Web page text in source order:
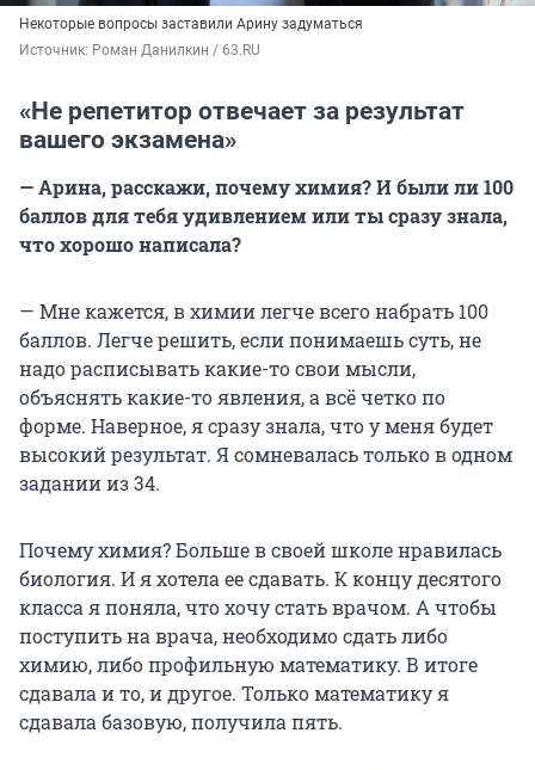
Некоторые вопросы заставили Арину задуматься
Источник: Роман Данилкин / 63.RU
«Не репетитор отвечает за результат
вашего экзамена»
— Арина, расскажи, почему химия? И были ли 100
баллов для тебя удивлением или ты сразу знала,
что хорошо написала?
— Мне кажется, в химии легче всего набрать 100
баллов. Легче решить, если понимаешь суть, не
надо расписывать какие-то свои мысли,
объяснять какие-то явления, а всё четко по
форме. Наверное, я сразу знала, что у меня будет
высокий результат. Я сомневалась только в одном
задании из 34.
Почему химия? Больше в своей школе нравилась
биология. И я хотела ее сдавать. К концу десятого
класса я поняла, что хочу стать врачом. А чтобы
поступить на врача, необходимо сдать либо
химию, либо профильную математику. В итоге
сдавала и то, и другое. Только математику я
сдавала базовую, получила пять.